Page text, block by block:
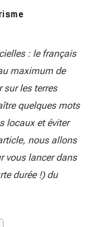
: le français
maximum de
sur les terres
quelques mots
locaux et éviter
nous allons
vous lancer dans
durée !) du